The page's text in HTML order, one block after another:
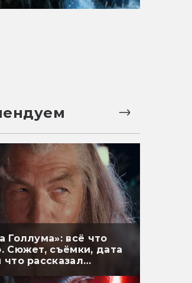
Голлума»: всё что
Сюжет, съёмки, дата
рассказал